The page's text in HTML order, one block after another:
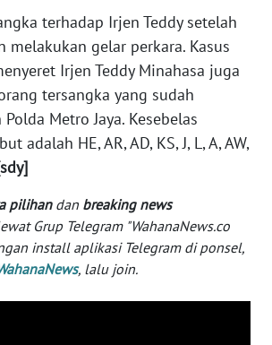
terhadap Irjen Teddy setelah
melakukan gelar perkara. Kasus
Irjen Teddy Minahasa juga
tersangka yang sudah
Metro Jaya. Kesebelas
adalah HE, AR, AD, KS, J, L, A, AW,
pilihandan breaking news
Grup Telegram "WahanaNews.co
install aplikasi Telegram di ponsel,
, lalu join.